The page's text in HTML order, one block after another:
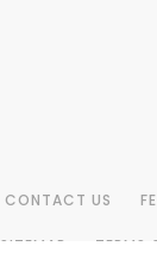
CONTACT US
SITEMAP TERMS